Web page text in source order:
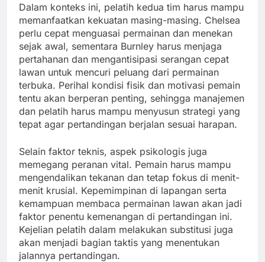
Dalam konteks ini, pelatih kedua tim harus mampu
memanfaatkan kekuatan masing-masing. Chelsea
perlu cepat menguasai permainan dan menekan
sejak awal, sementara Burnley harus menjaga
pertahanan dan mengantisipasi serangan cepat
lawan untuk mencuri peluang dari permainan
terbuka. Perihal kondisi fisik dan motivasi pemain
tentu akan berperan penting, sehingga manajemen
dan pelatih harus mampu menyusun strategi yang
tepat agar pertandingan berjalan sesuai harapan.
Selain faktor teknis, aspek psikologis juga
memegang peranan vital. Pemain harus mampu
mengendalikan tekanan dan tetap fokus di menit-
menit krusial. Kepemimpinan di lapangan serta
kemampuan membaca permainan lawan akan jadi
faktor penentu kemenangan di pertandingan ini.
Kejelian pelatih dalam melakukan substitusi juga
akan menjadi bagian taktis yang menentukan
jalannya pertandingan.